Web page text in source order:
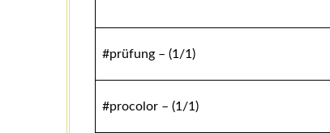
#prüfung – (1/1)
#procolor – (1/1)